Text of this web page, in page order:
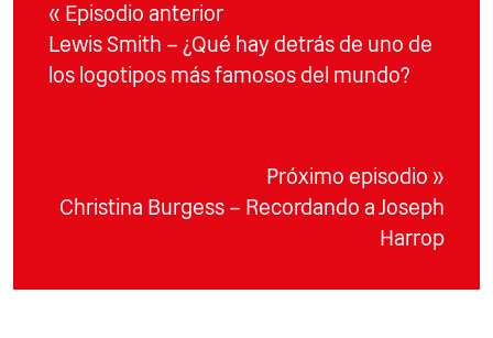
« Episodio anterior
Lewis Smith – ¿Qué hay detrás de uno de
los logotipos más famosos del mundo?
Próximo episodio »
Christina Burgess – Recordando a Joseph
Harrop